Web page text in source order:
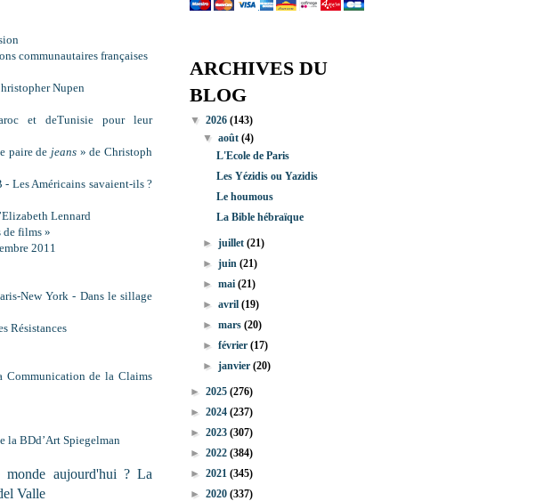
communautaires françaises
Nupen
et deTunisie pour leur
paire de jeans» de Christoph
Les Américains savaient-ils ?
Lennard
de films »
2011
New York - Dans le sillage
Résistances
Communication de la Claims
la BDd’Art Spiegelman
monde aujourd'hui ? La
Valle
ARCHIVES DU
BLOG
▼ 2026 (143)
▼août(4)
L'Ecole de Paris
Les Yézidis ou Yazidis
Le houmous
La Bible hébraïque
►juillet(21)
►juin(21)
►mai(21)
►avril(19)
►mars(20)
►février(17)
►janvier(20)
► 2025 (276)
► 2024 (237)
► 2023 (307)
► 2022 (384)
► 2021 (345)
► 2020 (337)